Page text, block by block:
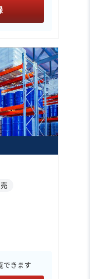
できます